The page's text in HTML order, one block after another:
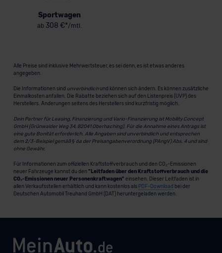
Sportwagen
ab 308 €*/mtl.
Alle Preise sind inklusive Mehrwertsteuer, es sei denn, es ist etwas anderes
angegeben.
Die Informationen sind unverbindlichund können sich ändern. Es können zusätzliche
Einmalkosten anfallen. Die Rabatte beziehen sich auf den Listenpreis (UVP) des
Herstellers. Änderungen seitens des Herstellers sind kurzfristig möglich.
Dein Partner für Leasing, Finanzierung und Vario-Finanzierung ist Mobility Concept
GmbH (Grünwalder Weg 34, 82041 Oberhaching). Für die Annahme eines Antrags ist
eine gute Bonität erforderlich. Alle Angaben sind unverbindlich und entsprechen
dem 2/3-Beispiel gemäß § 6a der Preisangabenverordnung (PAngV) Abs. 4 und sind
ohne Gewähr.
Für Informationen zum offiziellen Kraftstoffverbrauch und den CO₂-Emissionen
neuer Fahrzeuge kannst du den "Leitfaden über den Kraftstoffverbrauch und die
CO₂-Emissionen neuer Personenkraftwagen" einsehen. Dieser Leitfaden ist in
allen Verkaufsstellen erhältlich und kann kostenlos als PDF-Download bei der
Deutschen Automobil Treuhand GmbH (DAT) heruntergeladen werden.